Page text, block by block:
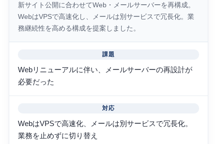
新サイト公開に合わせてWeb・メールサーバーを再構成。
WebはVPSで高速化し、メールは別サービスで冗長化。業
務継続性を高める構成を提案しました。
課題
Webリニューアルに伴い、メールサーバーの再設計が
必要だった
対応
WebはVPSで高速化、メールは別サービスで冗長化。
業務を止めずに切り替え